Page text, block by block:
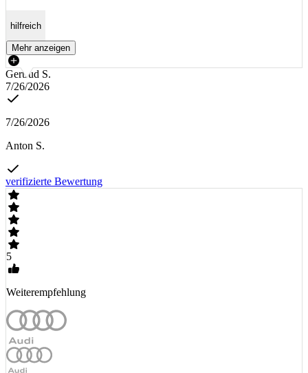
hilfreich
Mehr anzeigen
Gertrud S.
7/26/2026
7/26/2026
Anton S.
verifizierte Bewertung
5
Weiterempfehlung